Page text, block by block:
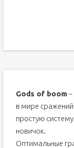
Gods of boom–
в мире
простую
новичок.
Оптимальные